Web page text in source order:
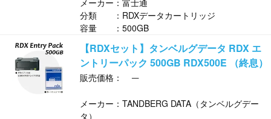
メーカー：富士通
分類 ：RDXデータカートリッジ
容量 ：500GB
【RDXセット】タンベルグデータ RDX エ
ントリーパック 500GB RDX500E （終息）
販売価格： ─
メーカー：TANDBERG DATA（タンベルグデー
タ）